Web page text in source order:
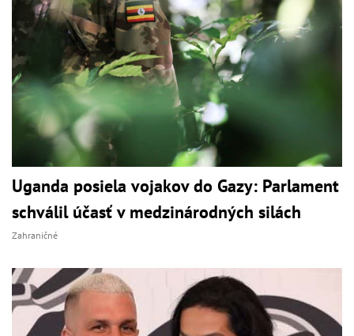
Uganda posiela vojakov do Gazy: Parlament
schválil účasť v medzinárodných silách
Zahraničné